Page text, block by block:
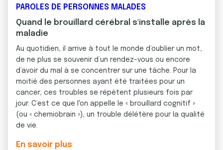
PAROLES DE PERSONNES MALADES
Quand le brouillard cérébral s'installe après la
maladie
Au quotidien, il arrive à tout le monde d’oublier un mot,
de ne plus se souvenir d’un rendez-vous ou encore
d’avoir du mal à se concentrer sur une tâche. Pour la
moitié des personnes ayant été traitées pour un
cancer, ces troubles se répètent plusieurs fois par
jour. C’est ce que l'on appelle le « brouillard cognitif »
(ou « chemiobrain »), un trouble délétère pour la qualité
de vie.
En savoir plus